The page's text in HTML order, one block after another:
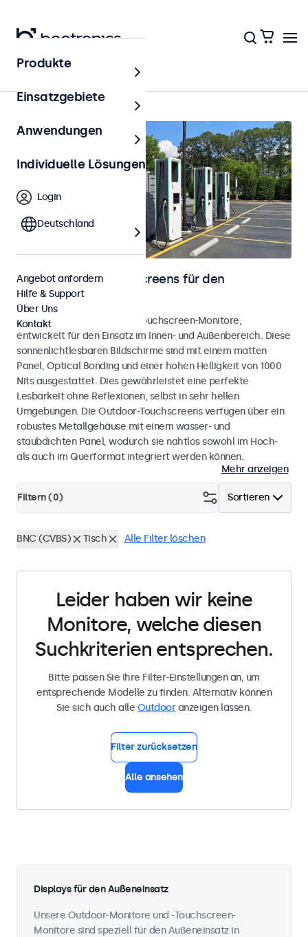
Startseite
Monitore und Touchscreens für den
Außenbereich
Wetterfeste Monitore und Touchscreen-Monitore,
entwickelt für den Einsatz im Innen- und Außenbereich. Diese
sonnenlichtlesbaren Bildschirme sind mit einem matten
Panel, Optical Bonding und einer hohen Helligkeit von 1000
Nits ausgestattet. Dies gewährleistet eine perfekte
Lesbarkeit ohne Reflexionen, selbst in sehr hellen
Umgebungen. Die Outdoor-Touchscreens verfügen über ein
robustes Metallgehäuse mit einem wasser- und
staubdichten Panel, wodurch sie nahtlos sowohl im Hoch-
als auch im Querformat integriert werden können.
Mehr anzeigen
Sortieren
Filtern (0)
BNC (CVBS) Tisch Alle Filter löschen
Leider haben wir keine
Monitore, welche diesen
Suchkriterien entsprechen.
Bitte passen Sie Ihre Filter-Einstellungen an, um
entsprechende Modelle zu finden. Alternativ können
Sie sich auch alle Outdooranzeigen lassen.
Filter zurücksetzen
Alle ansehen
Displays für den Außeneinsatz
Unsere Outdoor-Monitore und -Touchscreen-
Monitore sind speziell für den Außeneinsatz in
Produkte
Einsatzgebiete
Anwendungen
Individuelle Lösungen
Login
Deutschland
Angebot anfordern
Hilfe & Support
Über Uns
Kontakt